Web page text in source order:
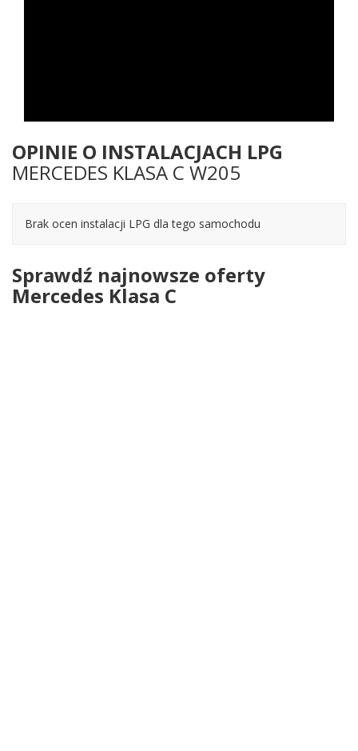
OPINIE O INSTALACJACH LPG
MERCEDES KLASA C W205
Brak ocen instalacji LPG dla tego samochodu
Sprawdź najnowsze oferty
Mercedes Klasa C